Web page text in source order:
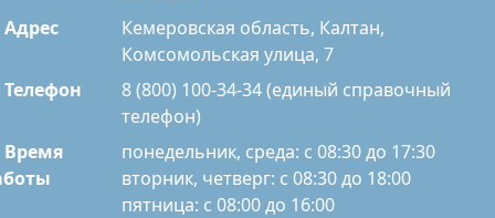
Адрес
Кемеровская область, Калтан,
Комсомольская улица, 7
Телефон
8 (800) 100-34-34 (единый справочный
телефон)
Время
понедельник, среда: с 08:30 до 17:30
вторник, четверг: с 08:30 до 18:00
пятница: с 08:00 до 16:00